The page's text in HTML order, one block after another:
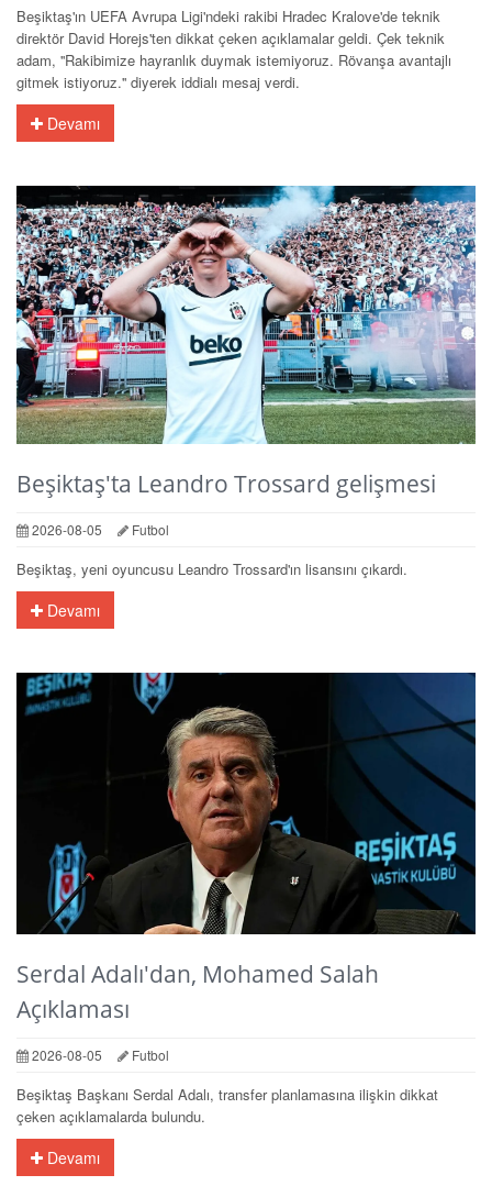
Beşiktaş'ın UEFA Avrupa Ligi'ndeki rakibi Hradec Kralove'de teknik
direktör David Horejs'ten dikkat çeken açıklamalar geldi. Çek teknik
adam, ''Rakibimize hayranlık duymak istemiyoruz. Rövanşa avantajlı
gitmek istiyoruz.'' diyerek iddialı mesaj verdi.
Devamı
Beşiktaş'ta Leandro Trossard gelişmesi
2026-08-05 Futbol
Beşiktaş, yeni oyuncusu Leandro Trossard'ın lisansını çıkardı.
Devamı
Serdal Adalı'dan, Mohamed Salah
Açıklaması
2026-08-05 Futbol
Beşiktaş Başkanı Serdal Adalı, transfer planlamasına ilişkin dikkat
çeken açıklamalarda bulundu.
Devamı